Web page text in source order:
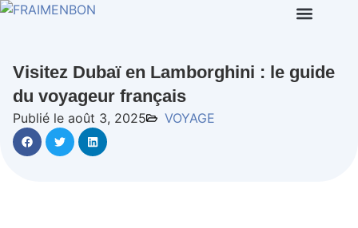
Visitez Dubaï en Lamborghini : le guide
du voyageur français
Publié le août 3, 2025 VOYAGE